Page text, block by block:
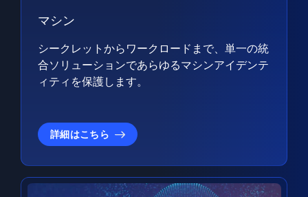
マシン
シークレットからワークロードまで、単一の統
合ソリューションであらゆるマシンアイデンテ
ィティを保護します。
詳細はこちら